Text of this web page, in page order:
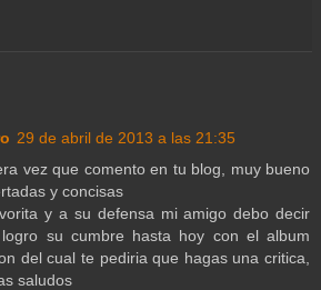
29 de abril de 2013 a las 21:35
vez que comento en tu blog, muy bueno
y concisas
y a su defensa mi amigo debo decir
su cumbre hasta hoy con el album
del cual te pediria que hagas una critica,
saludos